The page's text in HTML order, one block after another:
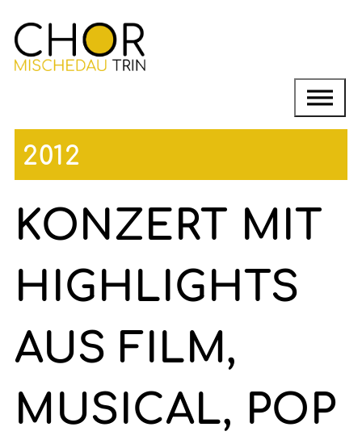
2012
KONZERT MIT
HIGHLIGHTS
AUS FILM,
MUSICAL, POP